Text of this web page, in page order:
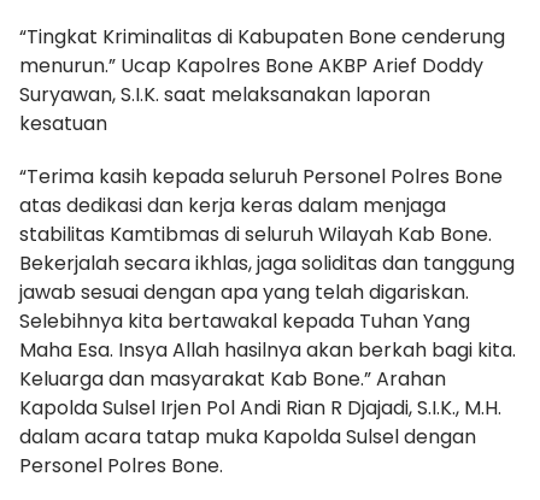
“Tingkat Kriminalitas di Kabupaten Bone cenderung
menurun.” Ucap Kapolres Bone AKBP Arief Doddy
Suryawan, S.I.K. saat melaksanakan laporan
kesatuan
“Terima kasih kepada seluruh Personel Polres Bone
atas dedikasi dan kerja keras dalam menjaga
stabilitas Kamtibmas di seluruh Wilayah Kab Bone.
Bekerjalah secara ikhlas, jaga soliditas dan tanggung
jawab sesuai dengan apa yang telah digariskan.
Selebihnya kita bertawakal kepada Tuhan Yang
Maha Esa. Insya Allah hasilnya akan berkah bagi kita.
Keluarga dan masyarakat Kab Bone.” Arahan
Kapolda Sulsel Irjen Pol Andi Rian R Djajadi, S.I.K., M.H.
dalam acara tatap muka Kapolda Sulsel dengan
Personel Polres Bone.